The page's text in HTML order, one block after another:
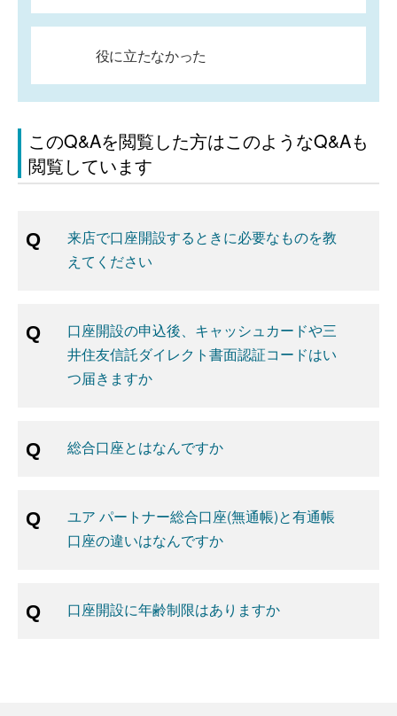
役に立たなかった
このQ&Aを閲覧した方はこのようなQ&Aも
閲覧しています
来店で口座開設するときに必要なものを教
えてください
口座開設の申込後、キャッシュカードや三
井住友信託ダイレクト書面認証コードはい
つ届きますか
総合口座とはなんですか
ユア パートナー総合口座(無通帳)と有通帳
口座の違いはなんですか
口座開設に年齢制限はありますか